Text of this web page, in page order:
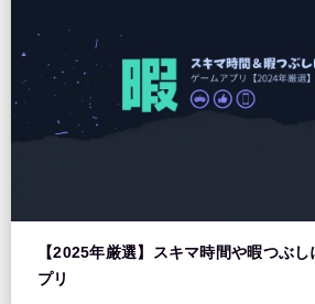
【2025年厳選】スキマ時間や暇つぶ
プリ